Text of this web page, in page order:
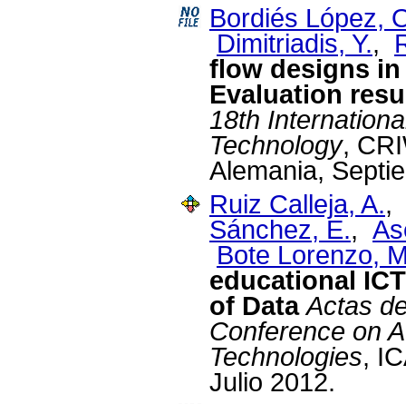
Bordiés López,
Dimitriadis, Y.,
flow designs
Evaluation
18th
Technology,
Alemania,
Ruiz Calleja, A.,
Sánchez, E.,
Bote Lorenzo,
educational
of Data Actas
Conference on
Technologies,
Julio 2012.